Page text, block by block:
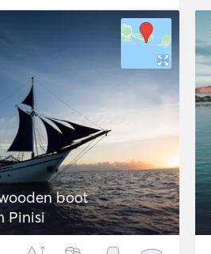
boot
construction Pinisi